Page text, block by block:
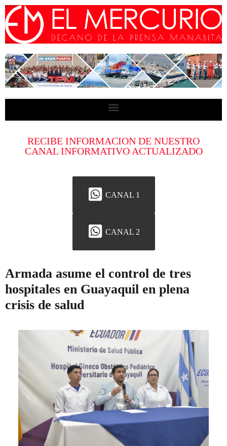
RECIBE INFORMACION DE NUESTRO
CANAL INFORMATIVO ACTUALIZADO
CANAL 1
CANAL 2
Armada asume el control de tres
hospitales en Guayaquil en plena
crisis de salud